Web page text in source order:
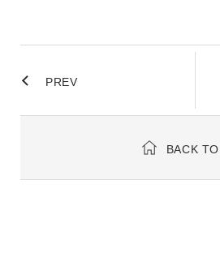
PREV
BACK